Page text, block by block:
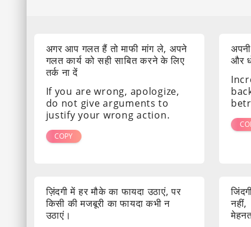
अगर आप गलत हैं तो माफी मांग ले, अपने
गलत कार्य को सही साबित करने के लिए
तर्क ना दें
If you are wrong, apologize,
do not give arguments to
justify your wrong action.
COPY
और
ज़िंदगी में हर मौके का फायदा उठाएं, पर
किसी की मजबूरी का फायदा कभी न
उठाएं।
नहीं,